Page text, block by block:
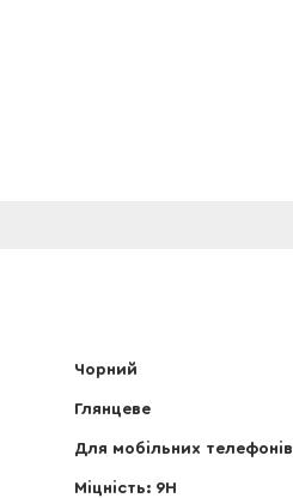
Чорний
Глянцеве
Для мобільних телефонів
Міцність: 9Н